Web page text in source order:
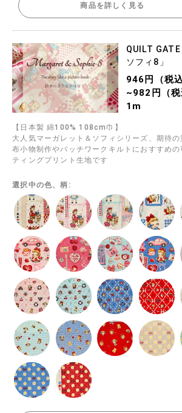
商品を詳しく見る
QUILT
ソフィ8」
946円（税
~982円（
1m
【日本製 綿100% 108cm巾】
大人気マーガレット＆ソフィシリーズ、期待の
布小物制作やパッチワークキルトにおすすめ
ティングプリント生地です
選択中の色、柄: